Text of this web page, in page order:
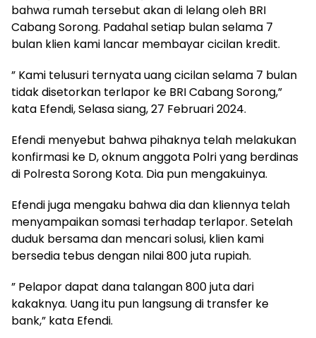
bahwa rumah tersebut akan di lelang oleh BRI
Cabang Sorong. Padahal setiap bulan selama 7
bulan klien kami lancar membayar cicilan kredit.
” Kami telusuri ternyata uang cicilan selama 7 bulan
tidak disetorkan terlapor ke BRI Cabang Sorong,”
kata Efendi, Selasa siang, 27 Februari 2024.
Efendi menyebut bahwa pihaknya telah melakukan
konfirmasi ke D, oknum anggota Polri yang berdinas
di Polresta Sorong Kota. Dia pun mengakuinya.
Efendi juga mengaku bahwa dia dan kliennya telah
menyampaikan somasi terhadap terlapor. Setelah
duduk bersama dan mencari solusi, klien kami
bersedia tebus dengan nilai 800 juta rupiah.
” Pelapor dapat dana talangan 800 juta dari
kakaknya. Uang itu pun langsung di transfer ke
bank,” kata Efendi.